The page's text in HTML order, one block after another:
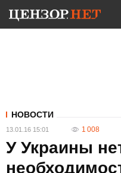
НОВОСТИ
13.01.16 15:01 1 008
У Украины